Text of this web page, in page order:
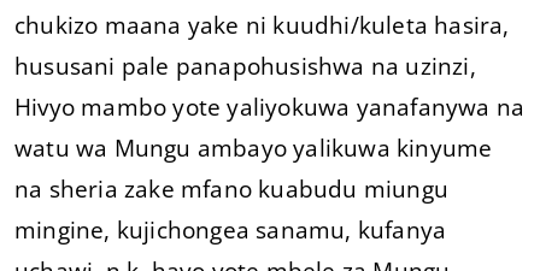
chukizo maana yake ni kuudhi/kuleta hasira,
hususani pale panapohusishwa na uzinzi,
Hivyo mambo yote yaliyokuwa yanafanywa na
watu wa Mungu ambayo yalikuwa kinyume
na sheria zake mfano kuabudu miungu
mingine, kujichongea sanamu, kufanya